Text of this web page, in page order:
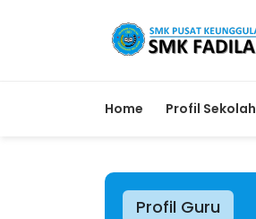
Home Profil Sekolah
Profil Guru